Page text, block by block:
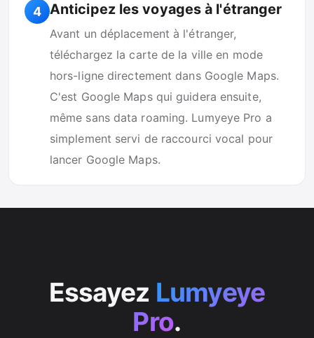
4 Anticipez les voyages à l'étranger
Avant un déplacement à l'étranger,
téléchargez la carte de la ville en mode
hors-ligne directement dans Google Maps.
C'est Google Maps qui guidera ensuite,
même sans data roaming. Lumyeye Pro a
simplement servi de raccourci vocal pour
lancer Google Maps.
Essayez Lumyeye
Pro.